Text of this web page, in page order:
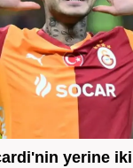
yerine iki